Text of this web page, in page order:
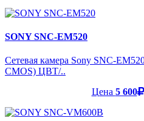
SONY SNC-EM520
Сетевая камера Sony SNC-
CMOS) ЦВТ/..
Цена 5 600